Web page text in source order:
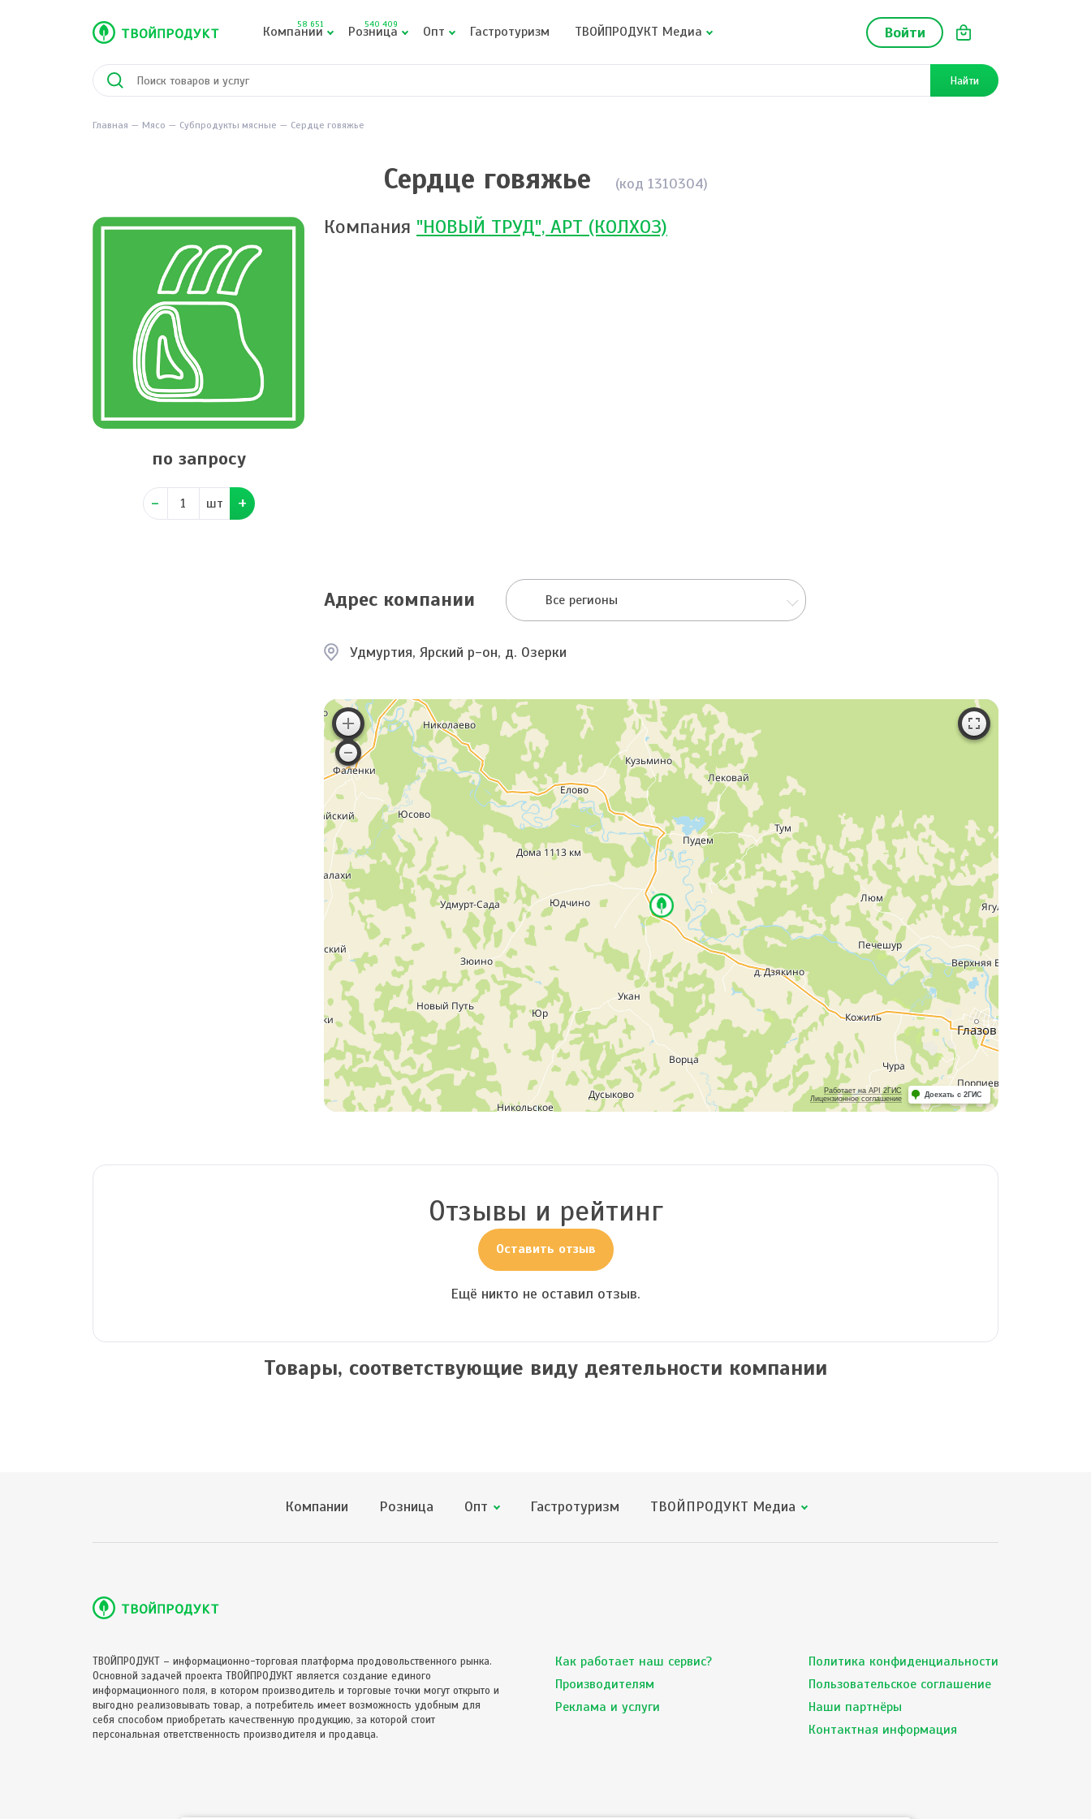
Войти
Компании
58 651 Розница
540 409 Опт Гастротуризм ТВОЙПРОДУКТ Медиа
Найти
Главная Мясо Субпродукты мясные Сердце говяжье
Сердце говяжье (код 1310304)
по запросу
шт
Компания "НОВЫЙ ТРУД", АРТ (КОЛХОЗ)
Адрес компании Все регионы
Удмуртия, Ярский р-он, д. Озерки
Работает на API 2ГИС
Лицензионное соглашение
Доехать с 2ГИС
Отзывы и рейтинг
Оставить отзыв
Ещё никто не оставил отзыв.
Товары, соответствующие виду деятельности компании
Компании Розница Опт Гастротуризм ТВОЙПРОДУКТ Медиа
ТВОЙПРОДУКТ – информационно-торговая платформа продовольственного рынка.
Основной задачей проекта ТВОЙПРОДУКТ является создание единого
информационного поля, в котором производитель и торговые точки могут открыто и
выгодно реализовывать товар, а потребитель имеет возможность удобным для
себя способом приобретать качественную продукцию, за которой стоит
персональная ответственность производителя и продавца.
Как работает наш сервис?
Производителям
Реклама и услуги
Политика конфиденциальности
Пользовательское соглашение
Наши партнёры
Контактная информация